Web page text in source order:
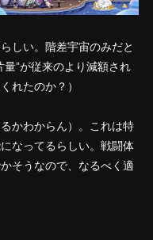
しい。階差宇宙のみだと
”が従来のより減額され
れたのか？）
かわからん）。これは特
なってるらしい。戦闘体
そうなので、なるべく適